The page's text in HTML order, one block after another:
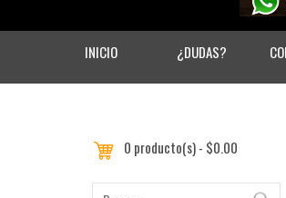
INICIO ¿DUDAS?
0 producto(s) - $0.00